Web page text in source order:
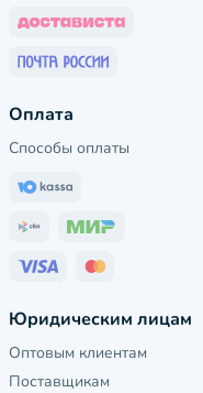
Оплата
Способы оплаты
Юридическим лицам
Оптовым клиентам
Поставщикам